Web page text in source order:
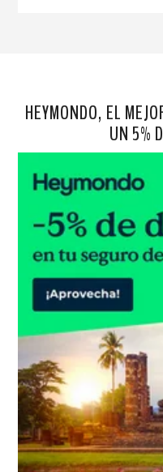
HEYMONDO, EL
UN 5%